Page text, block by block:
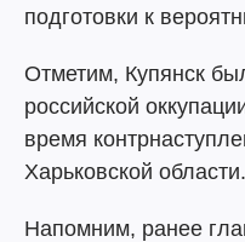
подготовки к
Отметим, Купянск
российской
время
Харьковской области.
Напомним, ранее